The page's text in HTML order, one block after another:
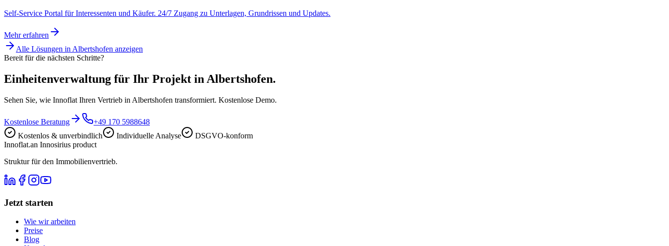
Self-Service Portal für Interessenten und Käufer. 24/7 Zugang zu Unterlagen, Grundrissen und Updates.
Mehr erfahren
Alle Lösungen in Albertshofen anzeigen
Bereit für die nächsten Schritte?
Einheitenverwaltung für Ihr Projekt in Albertshofen.
Sehen Sie, wie Innoflat Ihren Vertrieb in Albertshofen transformiert. Kostenlose Demo.
Kostenlose Beratung
+49 170 5988648
Kostenlos & unverbindlich
Individuelle Analyse
DSGVO-konform
Innoflat.an Innosirius product
Struktur für den Immobilienvertrieb.
Jetzt starten
Wie wir arbeiten
Preise
Blog